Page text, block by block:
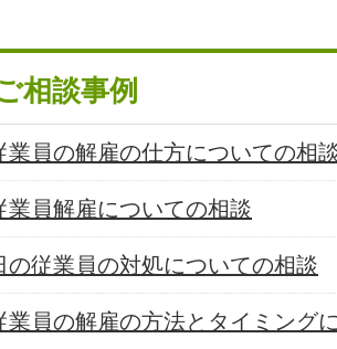
相談事例
業員の解雇の仕方についての相
業員解雇についての相談
の従業員の対処についての相談
業員の解雇の方法とタイミング